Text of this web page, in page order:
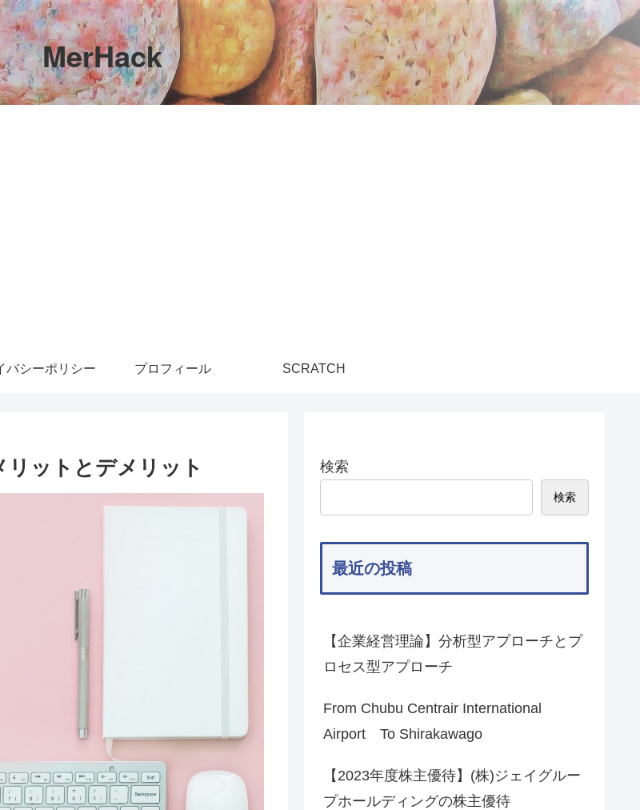
MerHack
バシーポリシー プロフィール SCRATCH
ットとデメリット 検索
検索
最近の投稿
【企業経営理論】分析型アプローチとプ
ロセス型アプローチ
From Chubu Centrair International
Airport To Shirakawago
【2023年度株主優待】(株)ジェイグルー
プホールディングの株主優待